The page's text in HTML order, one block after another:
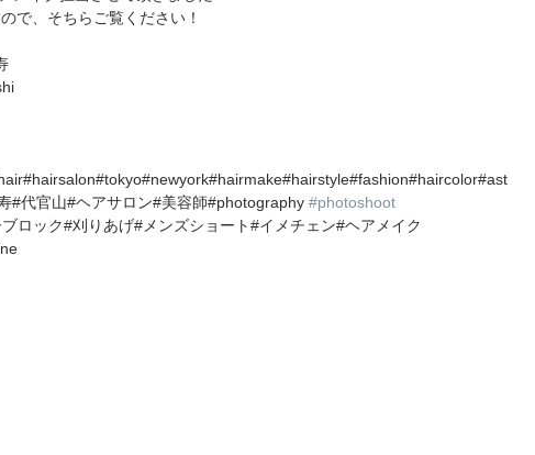
で、そちらご覧ください！
#代官山#ヘアサロン#美容師#photography #photoshoot
ロック#刈りあげ#メンズショート#イメチェン#ヘアメイク